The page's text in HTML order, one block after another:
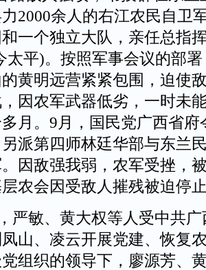
2000余人的右江农民自卫
一个独立大队，亲任总指
太平)。按照军事会议的部
黄明远营紧紧包围，迫使
因农军武器低劣，一时未
月。9月，国民党广西省府
派第四师林廷华部与东兰
因敌强我弱，农军受挫，
农会因受敌人摧残被迫停
严敏、黄大权等人受中共广
山、凌云开展党建、恢复
组织的领导下，廖源芳、